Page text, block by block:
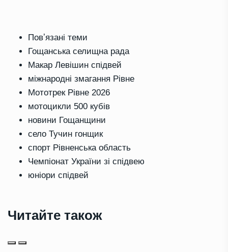
Повʼязані теми
Гощанська селищна рада
Макар Левішин спідвей
міжнародні змагання Рівне
Мототрек Рівне 2026
мотоцикли 500 кубів
новини Гощанщини
село Тучин гонщик
спорт Рівненська область
Чемпіонат України зі спідвею
юніори спідвей
Читайте також